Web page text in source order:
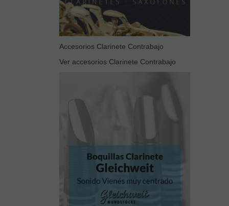
Accesorios Clarinete Contrabajo
Ver accesorios Clarinete Contrabajo